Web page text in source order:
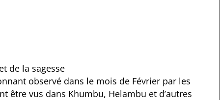
de la sagesse
observé dans le mois de Février par les
être vus dans Khumbu, Helambu et d’autres